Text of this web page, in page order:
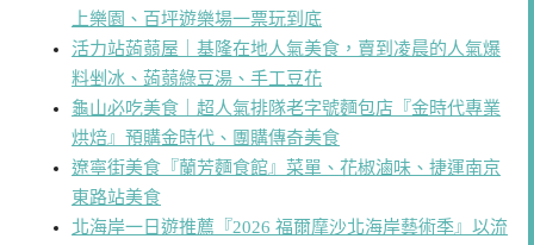
上樂園、百坪遊樂場一票玩到底
活力站蒟蒻屋｜基隆在地人氣美食，賣到凌晨的人氣爆
料剉冰、蒟蒻綠豆湯、手工豆花
龜山必吃美食｜超人氣排隊老字號麵包店『金時代專業
烘焙』預購金時代、團購傳奇美食
遼寧街美食『蘭芳麵食館』菜單、花椒滷味、捷運南京
東路站美食
北海岸一日遊推薦『2026 福爾摩沙北海岸藝術季』以流